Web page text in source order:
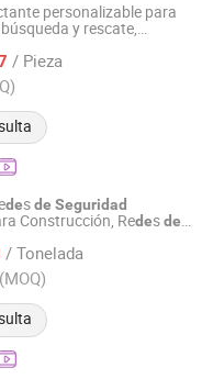
personalizable para
y rescate,
/ Pieza
Co., Ltd.
desde Seguridad
Construcción, Redesde
/ Tonelada
(MOQ)
Ltd
2025